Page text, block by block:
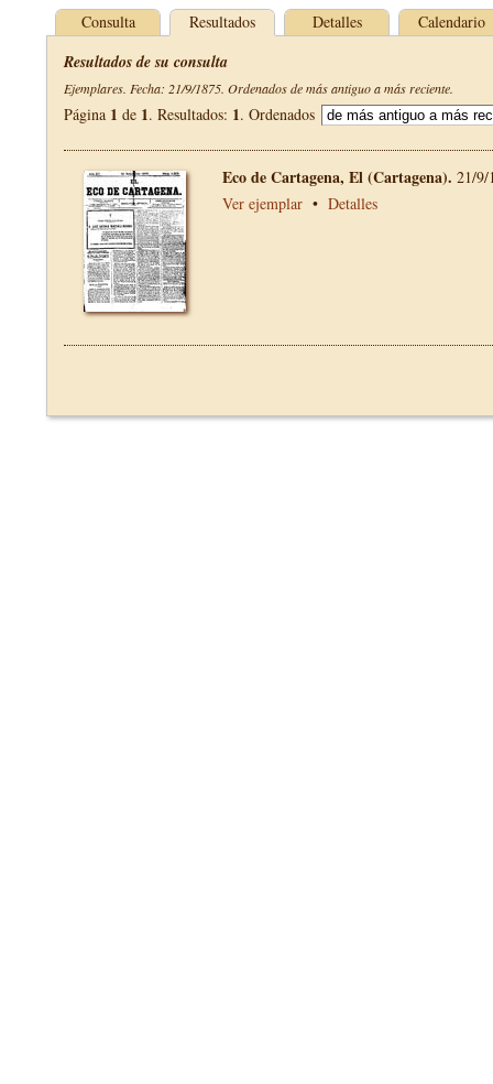
Consulta Resultados Detalles Calendario
Resultados de su consulta
Ejemplares. Fecha: 21/9/1875. Ordenados de más antiguo a más reciente.
Página 1 de 1. Resultados: 1. Ordenados
Eco de Cartagena, El (Cartagena). 21/9/
Ver ejemplar • Detalles